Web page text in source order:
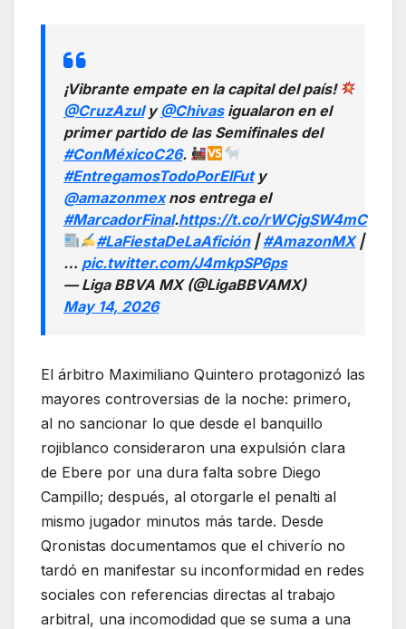
¡Vibrante empate en la capital del país!
@CruzAzuly@Chivasigualaron en el
primer partido de las Semifinales del
#ConMéxicoC26.
#EntregamosTodoPorElFuty
@amazonmexnos entrega el
#MarcadorFinal.https://t.co/rWCjgSW4mC
#LaFiestaDeLaAfición|#AmazonMX|
… pic.twitter.com/J4mkpSP6ps
— Liga BBVA MX (@LigaBBVAMX)
May 14, 2026
El árbitro Maximiliano Quintero protagonizó las
mayores controversias de la noche: primero,
al no sancionar lo que desde el banquillo
rojiblanco consideraron una expulsión clara
de Ebere por una dura falta sobre Diego
Campillo; después, al otorgarle el penalti al
mismo jugador minutos más tarde. Desde
Qronistas documentamos que el chiverío no
tardó en manifestar su inconformidad en redes
sociales con referencias directas al trabajo
arbitral, una incomodidad que se suma a una